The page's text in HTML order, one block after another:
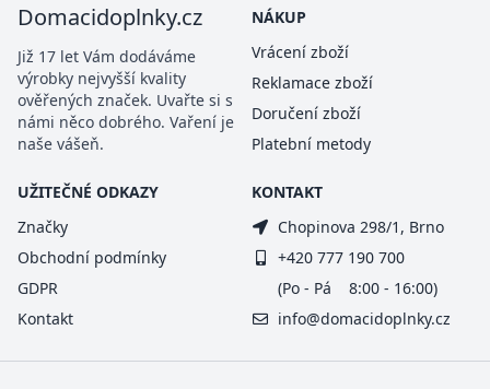
Domacidoplnky.cz
Již 17 let Vám dodáváme
výrobky nejvyšší kvality
ověřených značek. Uvařte si s
námi něco dobrého. Vaření je
naše vášeň.
NÁKUP
Vrácení zboží
Reklamace zboží
Doručení zboží
Platební metody
UŽITEČNÉ ODKAZY
Značky
Obchodní podmínky
GDPR
Kontakt
KONTAKT
Chopinova 298/1, Brno
+420 777 190 700
(Po - Pá 8:00 - 16:00)
info@domacidoplnky.cz